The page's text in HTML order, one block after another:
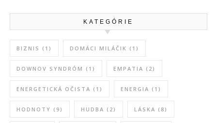
KATEGÓRIE
BIZNIS (1) DOMÁCI MILÁČIK (1)
DOWNOV SYNDRÓM (1) EMPATIA (2)
ENERGETICKÁ OČISTA (1) ENERGIA (1)
HODNOTY (9) HUDBA (2) LÁSKA (8)